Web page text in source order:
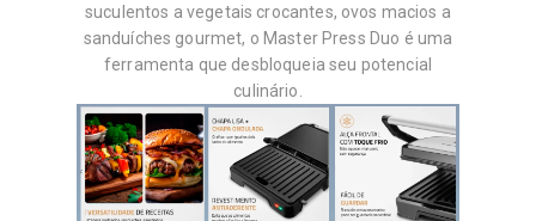
suculentos a vegetais crocantes, ovos macios a
sanduíches gourmet, o Master Press Duo é uma
ferramenta que desbloqueia seu potencial
culinário.